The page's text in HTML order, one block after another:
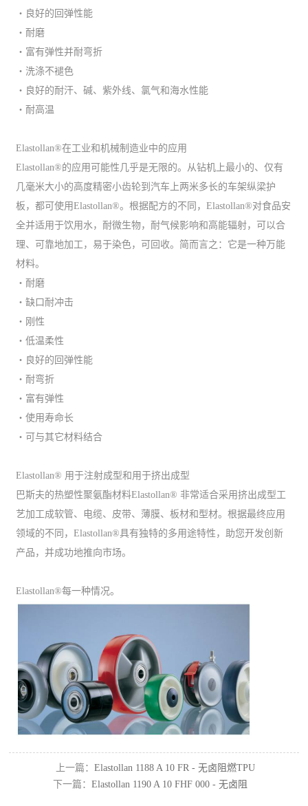
・良好的回弹性能
・耐磨
・富有弹性并耐弯折
・洗涤不褪色
・良好的耐汗、碱、紫外线、氯气和海水性能
・耐高温
Elastollan®在工业和机械制造业中的应用
Elastollan®的应用可能性几乎是无限的。从钻机上最小的、仅有
几毫米大小的高度精密小齿轮到汽车上两米多长的车架纵梁护
板，都可使用Elastollan®。根据配方的不同，Elastollan®对食品安
全并适用于饮用水，耐微生物，耐气候影响和高能辐射，可以合
理、可靠地加工，易于染色，可回收。简而言之：它是一种万能
材料。
・耐磨
・缺口耐冲击
・刚性
・低温柔性
・良好的回弹性能
・耐弯折
・富有弹性
・使用寿命长
・可与其它材料结合
Elastollan® 用于注射成型和用于挤出成型
巴斯夫的热塑性聚氨酯材料Elastollan® 非常适合采用挤出成型工
艺加工成软管、电缆、皮带、薄膜、板材和型材。根据最终应用
领域的不同，Elastollan®具有独特的多用途特性，助您开发创新
产品，并成功地推向市场。
Elastollan®每一种情况。
上一篇：Elastollan 1188 A 10 FR - 无卤阻燃TPU
下一篇： Elastollan 1190 A 10 FHF 000 - 无卤阻